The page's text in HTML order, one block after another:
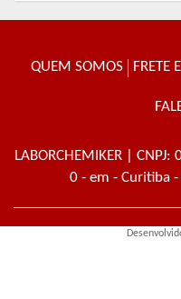
QUEM SOMOS FRETE
LABORCHEMIKER| CNPJ:
0 - em - Curitiba